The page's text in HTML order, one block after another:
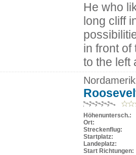
He who
long cliff
in front of
to the left
Höhenuntersch.:
Ort:
Streckenflug:
Startplatz:
Landeplatz:
Start Richtungen: